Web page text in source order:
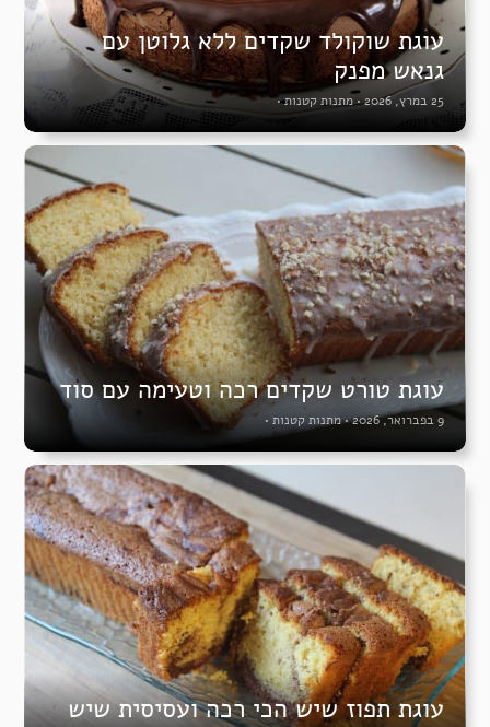
עוגת שוקולד שקדים ללא גלוטן עם
גנאש מפנק
25 במרץ, 2026 •מתנות קטנות•
עוגת טורט שקדים רכה וטעימה עם סוד
9 בפברואר, 2026 •מתנות קטנות •
עוגת תפוז שיש הכי רכה ועסיסית שיש